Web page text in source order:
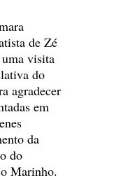
de Zé
visita
do
agradecer
em
da
do
Marinho.